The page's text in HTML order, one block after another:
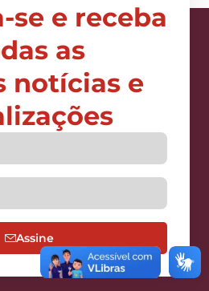
se e receba
as
notícias e
Assine